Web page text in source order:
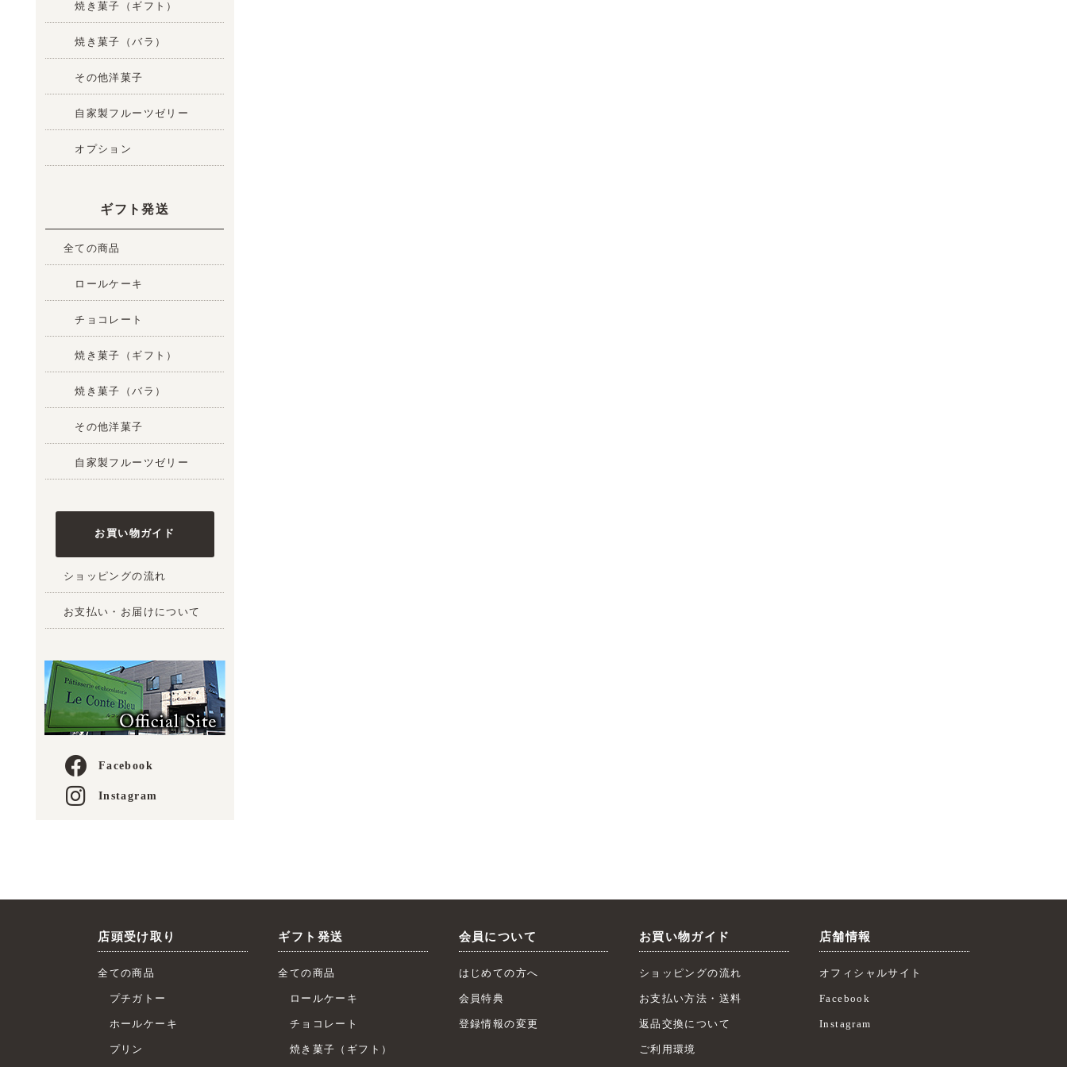
焼き菓子（ギフト）
焼き菓子（バラ）
その他洋菓子
自家製フルーツゼリー
オプション
ギフト発送
全ての商品
ロールケーキ
チョコレート
焼き菓子（ギフト）
焼き菓子（バラ）
その他洋菓子
自家製フルーツゼリー
お買い物ガイド
ショッピングの流れ
お支払い・お届けについて
Facebook
Instagram
店頭受け取り
全ての商品
プチガトー
ホールケーキ
プリン
ギフト発送
全ての商品
ロールケーキ
チョコレート
焼き菓子（ギフト）
会員について
はじめての方へ
会員特典
登録情報の変更
お買い物ガイド
ショッピングの流れ
お支払い方法・送料
返品交換について
ご利用環境
店舗情報
オフィシャルサイト
Facebook
Instagram